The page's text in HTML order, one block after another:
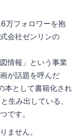
万フォロワーを抱
会社ゼンリンの
情報」という事業
が話題を呼んだ
本として書籍化され
生み出している、
です。
ません。